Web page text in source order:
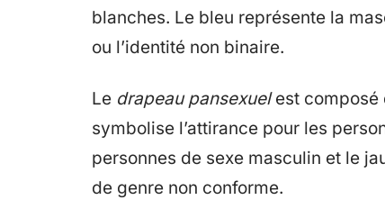
blanches. Le bleu représente la
ou l’identité non binaire.
Le drapeau pansexuelest composé
symbolise l’attirance pour les
personnes de sexe masculin et le
de genre non conforme.